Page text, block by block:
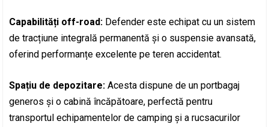
Capabilități off-road: Defender este echipat cu un sistem
de tracțiune integrală permanentă și o suspensie avansată,
oferind performanțe excelente pe teren accidentat.
Spațiu de depozitare: Acesta dispune de un portbagaj
generos și o cabină încăpătoare, perfectă pentru
transportul echipamentelor de camping și a rucsacurilor